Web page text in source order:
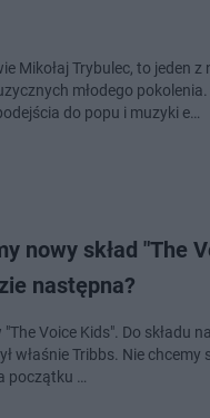
Mikołaj Trybulec, to jeden
młodego
do popu i muzyki e…
nowy skład "The
następna?
"The Voice Kids". Do składu
właśnie Tribbs. Nie
początku …